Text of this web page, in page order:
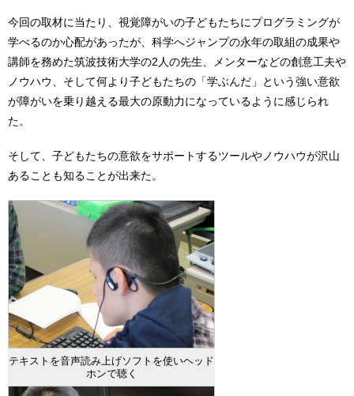
今回の取材に当たり、視覚障がいの子どもたちにプログラミングが
学べるのか心配があったが、科学へジャンプの永年の取組の成果や
講師を務めた筑波技術大学の2人の先生、メンターなどの創意工夫や
ノウハウ、そして何より子どもたちの「学ぶんだ」という強い意欲
が障がいを乗り越える最大の原動力になっているように感じられ
た。
そして、子どもたちの意欲をサポートするツールやノウハウが沢山
あることも知ることが出来た。
テキストを音声読み上げソフトを使いヘッド
ホンで聴く